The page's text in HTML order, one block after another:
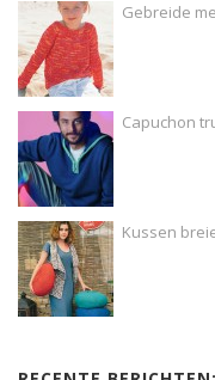
Gebreide
Capuchon
Kussen